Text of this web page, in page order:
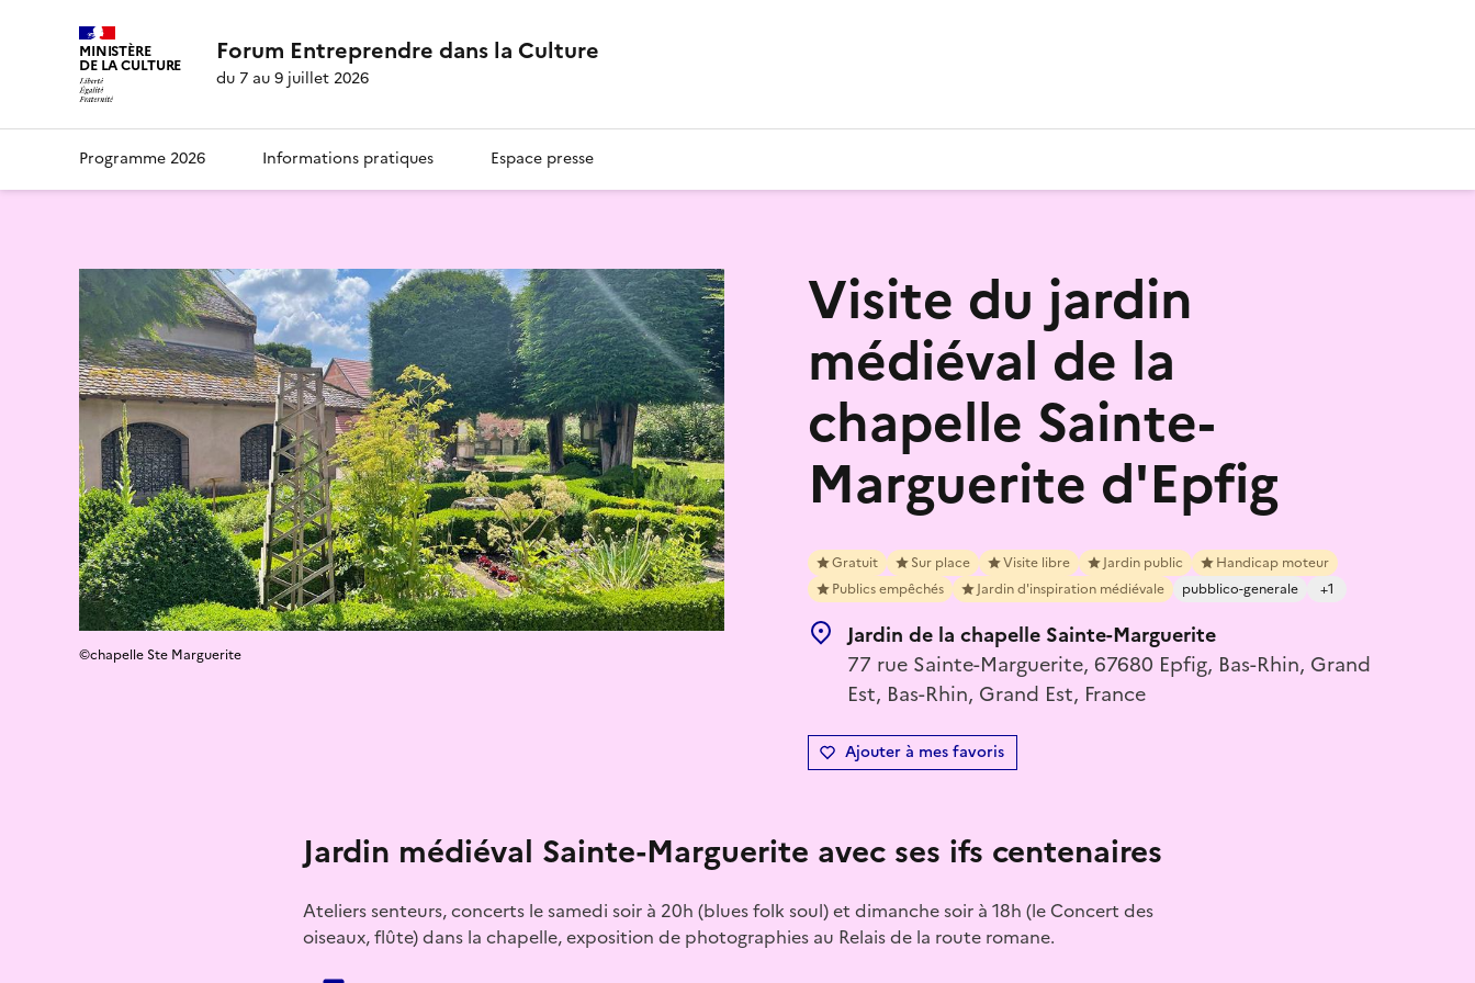
MINISTÈRE
DE LA CULTURE Forum Entreprendre dans la Culture
du 7 au 9 juillet 2026
Programme 2026 Informations pratiques Espace presse
Visite du jardin
médiéval de la
chapelle Sainte-
Marguerite d'Epfig
Gratuit Sur place Visite libre Jardin public
Handicap moteur
Publics empêchés
Jardin d'inspiration médiévale pubblico-generale +1
Jardin de la chapelle Sainte-Marguerite
77 rue Sainte-Marguerite, 67680 Epfig, Bas-Rhin, Grand
Est, Bas-Rhin, Grand Est, France
Ajouter à mes favoris
©chapelle Ste Marguerite
Jardin médiéval Sainte-Marguerite avec ses ifs centenaires
Ateliers senteurs, concerts le samedi soir à 20h (blues folk soul) et dimanche soir à 18h (le Concert des
oiseaux, flûte) dans la chapelle, exposition de photographies au Relais de la route romane.